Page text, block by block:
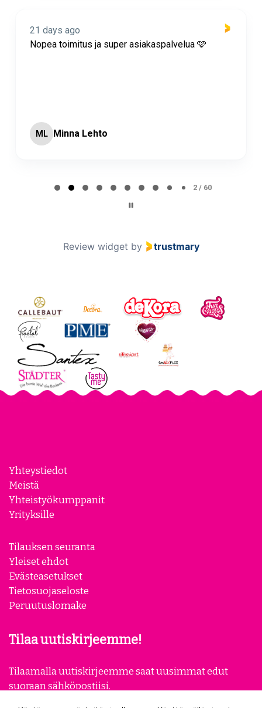
21 days ago
Nopea toimitus ja super asiakaspalvelua 🩷
ML Minna Lehto
2 / 60
Review widget by trustmary
Yhteystiedot
Meistä
Yhteistyökumppanit
Yrityksille
Tilauksen seuranta
Yleiset ehdot
Evästeasetukset
Tietosuojaseloste
Peruutuslomake
Tilaa uutiskirjeemme!
Tilaamalla uutiskirjeemme saat uusimmat edut
suoraan sähköpostiisi.